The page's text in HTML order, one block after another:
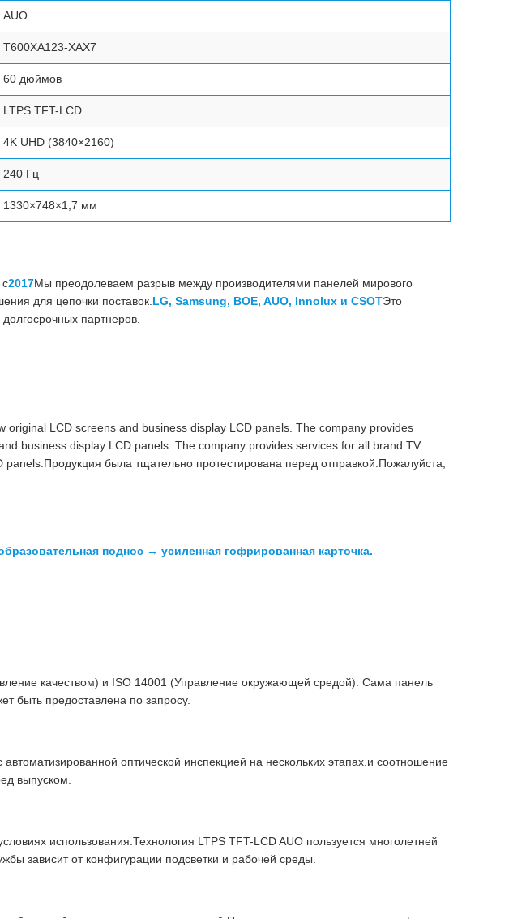
AUO
T600XA123-XAX7
60 дюймов
LTPS TFT-LCD
4K UHD (3840×2160)
240 Гц
1330×748×1,7 мм
2017Мы преодолеваем разрыв между производителями панелей мирового
для цепочки поставок. LG, Samsung, BOE, AUO, Innolux и CSOTЭто
партнеров.
LCD screens and business display LCD panels. The company provides
business display LCD panels. The company provides services for all brand TV
была тщательно протестирована перед отправкой.Пожалуйста,
поднос → усиленная гофрированная карточка.
качеством) и ISO 14001 (Управление окружающей средой). Сама панель
быть предоставлена по запросу.
оптической инспекцией на нескольких этапах.и соотношение
выпуском.
использования.Технология LTPS TFT-LCD AUO пользуется многолетней
зависит от конфигурации подсветки и рабочей среды.